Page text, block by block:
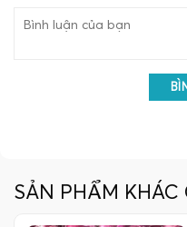
SẢN PHẨM KHÁC